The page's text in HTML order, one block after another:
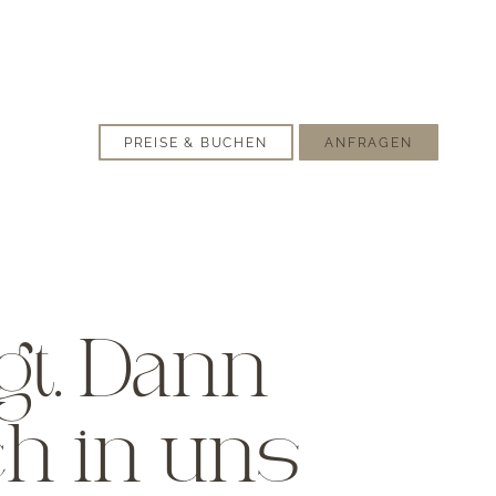
PREISE & BUCHEN ANFRAGEN
Dann
in uns